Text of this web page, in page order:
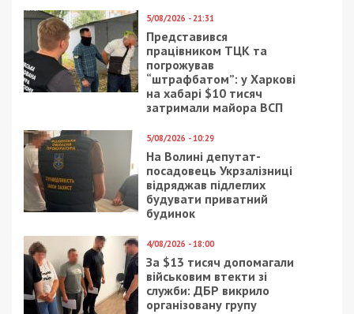
5/08/2026 - 21:31
Представився
працівником ТЦК та
погрожував
“штрафбатом”: у Харкові
на хабарі $10 тисяч
затримали майора ВСП
5/08/2026 - 10:29
На Волині депутат-
посадовець Укрзалізниці
відряджав підлеглих
будувати приватний
будинок
4/08/2026 - 18:00
За $13 тисяч допомагали
військовим втекти зі
служби: ДБР викрило
організовану групу